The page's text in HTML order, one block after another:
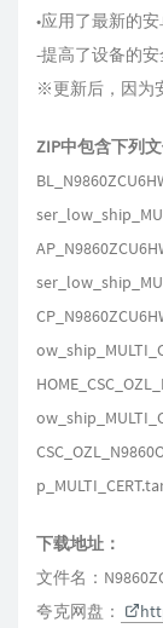
•应用了最新的安
-提高了设备的安
※更新后，因为
ZIP中包含下列文
下载地址：
文件名：
夸克网盘：